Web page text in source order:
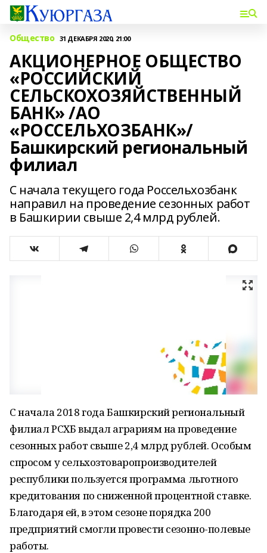
Общество 31 ДЕКАБРЯ 2020, 21:00
АКЦИОНЕРНОЕ ОБЩЕСТВО
«РОССИЙСКИЙ
СЕЛЬСКОХОЗЯЙСТВЕННЫЙ
БАНК» /АО
«РОССЕЛЬХОЗБАНК»/
Башкирский региональный
филиал
С начала текущего года Россельхозбанк
направил на проведение сезонных работ
в Башкирии свыше 2,4 млрд рублей.
С начала 2018 года Башкирский региональный
филиал РСХБ выдал аграриям на проведение
сезонных работ свыше 2,4 млрд рублей. Особым
спросом у сельхозтоваропроизводителей
республики пользуется программа льготного
кредитования по сниженной процентной ставке.
Благодаря ей, в этом сезоне порядка 200
предприятий смогли провести сезонно-полевые
работы.